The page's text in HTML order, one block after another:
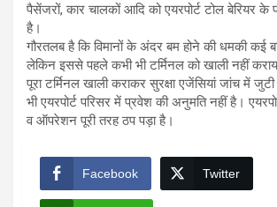
पैसेंजरों, कार चालकों आदि को एयरपोर्ट टोल बेरियर के
है।
गौरतलब है कि विमानों के अंदर बम होने की धमकी कई
लेकिन इससे पहले कभी भी टर्मिनल को खाली नहीं
पूरा टर्मिनल खाली कराकर सुरक्षा एजेंसियां जांच में
भी एयरपोर्ट परिसर में प्रवेश की अनुमति नहीं है।
व ऑपरेशन पूरी तरह ठप पड़ा है।
Facebook Twitter